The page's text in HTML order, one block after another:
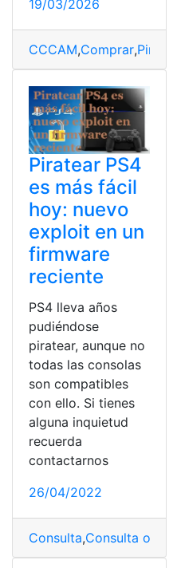
19/03/2026
CCCAM,Comprar,Piratear
Piratear PS4
es más fácil
hoy: nuevo
exploit en un
firmware
reciente
PS4 lleva años
pudiéndose
piratear, aunque no
todas las consolas
son compatibles
con ello. Si tienes
alguna inquietud
recuerda
contactarnos
26/04/2022
Consulta,Consulta online